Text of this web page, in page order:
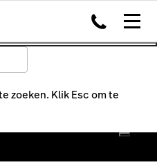
zoeken. Klik Esc om te